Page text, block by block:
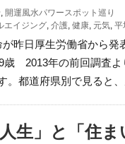
, 開運風水パワースポット巡り
エイジング, 介護, 健康, 元気, 平
昨日厚生労働省から発
歳 2013年の前回調査よ
。都道府県別で見ると
生」と「住